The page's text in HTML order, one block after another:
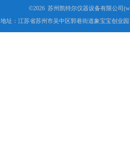
©2026 苏州凯特尔仪器设备有限公司
地址：江苏省苏州市吴中区郭巷街道象宝宝创业